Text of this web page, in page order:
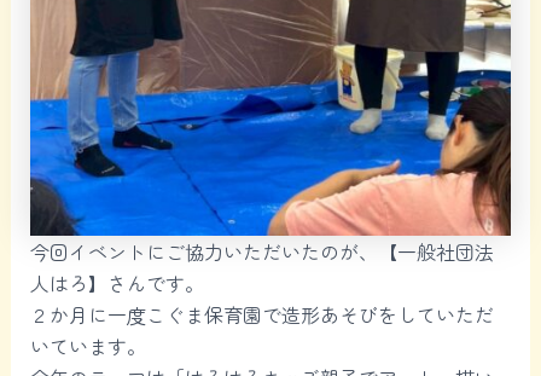
今回イベントにご協力いただいたのが、【一般社団法
人はろ】さんです。
２か月に一度こぐま保育園で造形あそびをしていただ
いています。